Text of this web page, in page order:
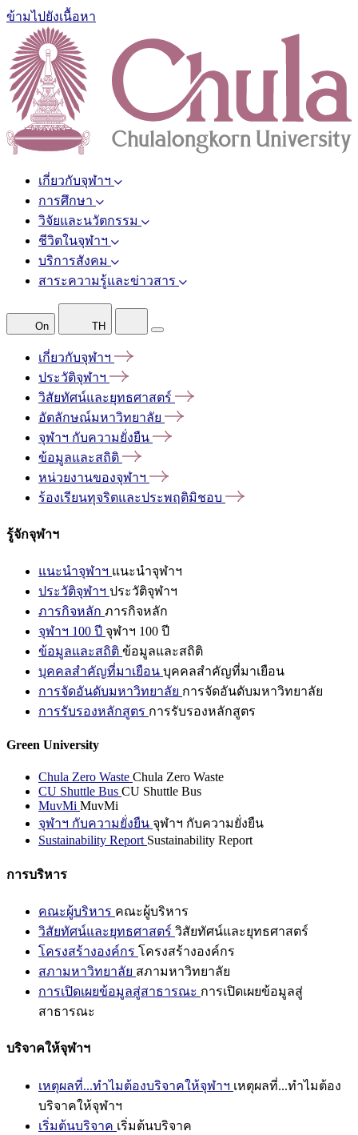
ข้ามไปยังเนื้อหา
เกี่ยวกับจุฬาฯ
การศึกษา
วิจัยและนวัตกรรม
ชีวิตในจุฬาฯ
บริการสังคม
สาระความรู้และข่าวสาร
On TH
เกี่ยวกับจุฬาฯ
ประวัติจุฬาฯ
วิสัยทัศน์และยุทธศาสตร์
อัตลักษณ์มหาวิทยาลัย
จุฬาฯ กับความยั่งยืน
ข้อมูลและสถิติ
หน่วยงานของจุฬาฯ
ร้องเรียนทุจริตและประพฤติมิชอบ
รู้จักจุฬาฯ
แนะนำจุฬาฯ แนะนำจุฬาฯ
ประวัติจุฬาฯ ประวัติจุฬาฯ
ภารกิจหลัก ภารกิจหลัก
จุฬาฯ 100 ปี จุฬาฯ 100 ปี
ข้อมูลและสถิติ ข้อมูลและสถิติ
บุคคลสำคัญที่มาเยือน บุคคลสำคัญที่มาเยือน
การจัดอันดับมหาวิทยาลัย การจัดอันดับมหาวิทยาลัย
การรับรองหลักสูตร การรับรองหลักสูตร
Green University
Chula Zero Waste Chula Zero Waste
CU Shuttle Bus CU Shuttle Bus
MuvMi MuvMi
จุฬาฯ กับความยั่งยืน จุฬาฯ กับความยั่งยืน
Sustainability Report Sustainability Report
การบริหาร
คณะผู้บริหาร คณะผู้บริหาร
วิสัยทัศน์และยุทธศาสตร์ วิสัยทัศน์และยุทธศาสตร์
โครงสร้างองค์กร โครงสร้างองค์กร
สภามหาวิทยาลัย สภามหาวิทยาลัย
การเปิดเผยข้อมูลสู่สาธารณะ การเปิดเผยข้อมูลสู่
สาธารณะ
บริจาคให้จุฬาฯ
เหตุผลที่...ทำไมต้องบริจาคให้จุฬาฯ เหตุผลที่...ทำไมต้อง
บริจาคให้จุฬาฯ
เริ่มต้นบริจาค เริ่มต้นบริจาค